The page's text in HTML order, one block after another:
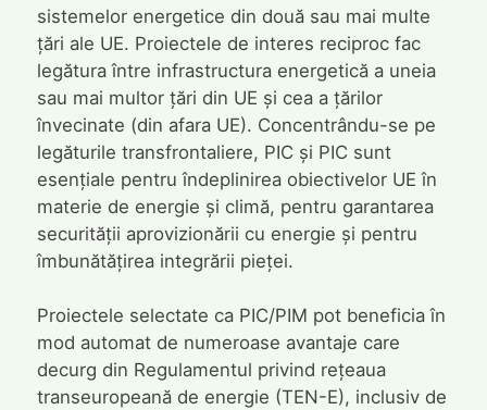
sistemelor energetice din două sau mai multe
țări ale UE. Proiectele de interes reciproc fac
legătura între infrastructura energetică a uneia
sau mai multor țări din UE și cea a țărilor
învecinate (din afara UE). Concentrându-se pe
legăturile transfrontaliere, PIC și PIC sunt
esențiale pentru îndeplinirea obiectivelor UE în
materie de energie și climă, pentru garantarea
securității aprovizionării cu energie și pentru
îmbunătățirea integrării pieței.
Proiectele selectate ca PIC/PIM pot beneficia în
mod automat de numeroase avantaje care
decurg din Regulamentul privind rețeaua
transeuropeană de energie (TEN-E), inclusiv de